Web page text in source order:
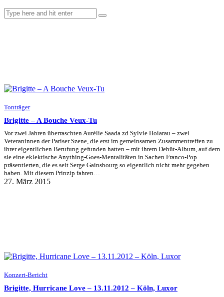
Tonträger
Brigitte – A Bouche Veux-Tu
Vor zwei Jahren überraschten Aurélie Saada zd Sylvie Hoiarau – zwei
Veteraninnen der Pariser Szene, die erst im gemeinsamen Zusammentreffen zu
ihrer eigentlichen Berufung gefunden hatten – mit ihrem Debüt-Album, auf dem
sie eine eklektische Anything-Goes-Mentalitäten in Sachen Franco-Pop
präsentierten, die es seit Serge Gainsbourg so eigentlich nicht mehr gegeben
haben. Mit diesem Prinzip fahren…
27. März 2015
Konzert-Bericht
Brigitte, Hurricane Love – 13.11.2012 – Köln, Luxor